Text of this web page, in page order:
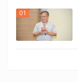
01